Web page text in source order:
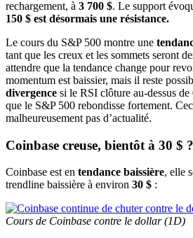
rechargement, à 3 700 $. Le support
150 $ est désormais une résistance.
Le cours du S&P 500 montre une
tant que les creux et les sommets seront
attendre que la tendance change pour
momentum est baissier, mais il reste
divergence si le RSI clôture au-dessus de
que le S&P 500 rebondisse fortement.
malheureusement pas d’actualité.
Coinbase creuse, bientôt à 30 $ ?
Coinbase est en tendance baissière, elle
trendline baissière à environ 30 $ :
Cours de Coinbase contre le dollar (1D)